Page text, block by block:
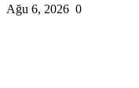
Ağu 6, 2026 0